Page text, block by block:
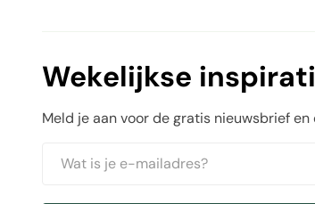
Wekelijkse
Meld je aan voor de gratis nieuwsbrief